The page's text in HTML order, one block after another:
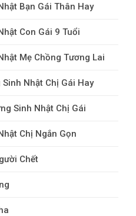
Bạn Gái Thân Hay
Con Gái 9 Tuổi
Mẹ Chồng Tương Lai
Nhật Chị Gái Hay
Sinh Nhật Chị Gái
Chị Ngắn Gọn
Chết